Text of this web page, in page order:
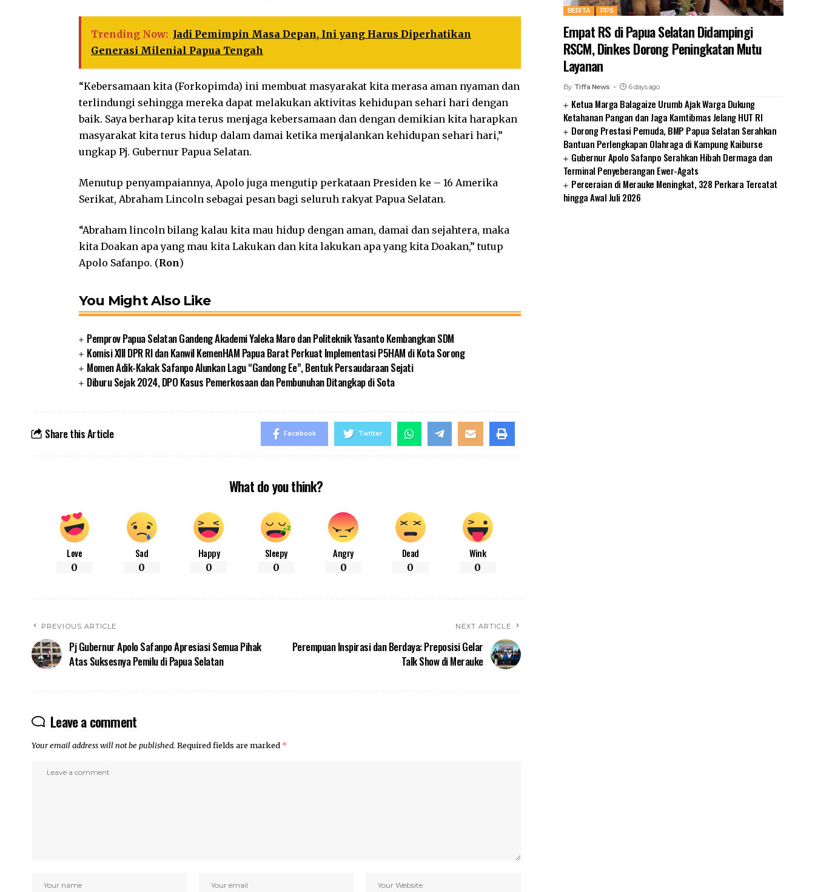
Trending Now: Jadi Pemimpin Masa Depan, Ini yang Harus Diperhatikan
Generasi Milenial Papua Tengah
“Kebersamaan kita (Forkopimda) ini membuat masyarakat kita merasa aman nyaman dan
terlindungi sehingga mereka dapat melakukan aktivitas kehidupan sehari hari dengan
baik. Saya berharap kita terus menjaga kebersamaan dan dengan demikian kita harapkan
masyarakat kita terus hidup dalam damai ketika menjalankan kehidupan sehari hari,”
ungkap Pj. Gubernur Papua Selatan.
Menutup penyampaiannya, Apolo juga mengutip perkataan Presiden ke – 16 Amerika
Serikat, Abraham Lincoln sebagai pesan bagi seluruh rakyat Papua Selatan.
“Abraham lincoln bilang kalau kita mau hidup dengan aman, damai dan sejahtera, maka
kita Doakan apa yang mau kita Lakukan dan kita lakukan apa yang kita Doakan,” tutup
Apolo Safanpo. (Ron)
You Might Also Like
Pemprov Papua Selatan Gandeng Akademi Yaleka Maro dan Politeknik Yasanto Kembangkan SDM
Komisi XIII DPR RI dan Kanwil KemenHAM Papua Barat Perkuat Implementasi P5HAM di Kota Sorong
Momen Adik-Kakak Safanpo Alunkan Lagu “Gandong Ee”, Bentuk Persaudaraan Sejati
Diburu Sejak 2024, DPO Kasus Pemerkosaan dan Pembunuhan Ditangkap di Sota
Share this Article Facebook Twitter
What do you think?
Love
0
Sad
0
Happy
0
Sleepy
0
Angry
0
Dead
0
Wink
0
PREVIOUS ARTICLE
Pj Gubernur Apolo Safanpo Apresiasi Semua Pihak
Atas Suksesnya Pemilu di Papua Selatan
NEXT ARTICLE
Perempuan Inspirasi dan Berdaya: Preposisi Gelar
Talk Show di Merauke
Leave a comment
Your email address will not be published. Required fields are marked *
BERITA PPS
Empat RS di Papua Selatan Didampingi
RSCM, Dinkes Dorong Peningkatan Mutu
Layanan
By Tiffa News 6 days ago
Ketua Marga Balagaize Urumb Ajak Warga Dukung
Ketahanan Pangan dan Jaga Kamtibmas Jelang HUT RI
Dorong Prestasi Pemuda, BMP Papua Selatan Serahkan
Bantuan Perlengkapan Olahraga di Kampung Kaiburse
Gubernur Apolo Safanpo Serahkan Hibah Dermaga dan
Terminal Penyeberangan Ewer-Agats
Perceraian di Merauke Meningkat, 328 Perkara Tercatat
hingga Awal Juli 2026